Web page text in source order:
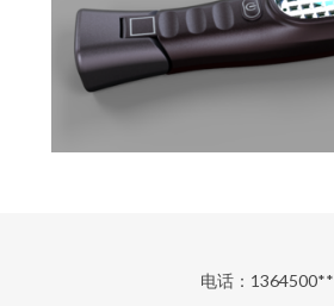
电话：1364500**